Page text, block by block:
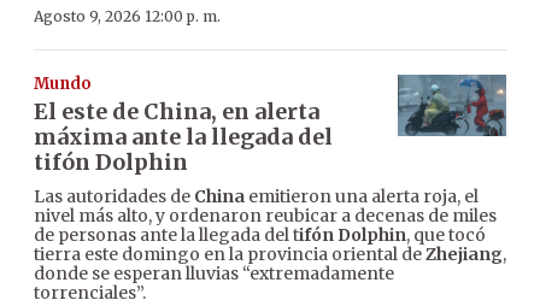
Agosto 9, 2026 12:00 p. m.
Mundo
El este de China, en alerta
máxima ante la llegada del
tifón Dolphin
Las autoridades de China emitieron una alerta roja, el
nivel más alto, y ordenaron reubicar a decenas de miles
de personas ante la llegada del tifón Dolphin, que tocó
tierra este domingo en la provincia oriental deZhejiang,
donde se esperan lluvias “extremadamente
torrenciales”.